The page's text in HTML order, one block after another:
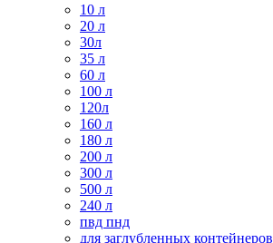
10 л
20 л
30л
35 л
60 л
100 л
120л
160 л
180 л
200 л
300 л
500 л
240 л
пвд пнд
для заглубленных контейнеров